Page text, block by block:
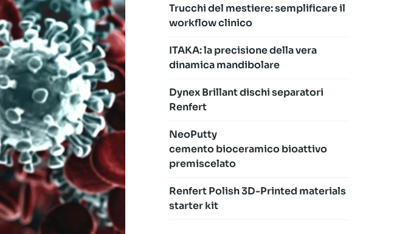
Trucchi del mestiere: semplificare il
workflow clinico
ITAKA: la precisione della vera
dinamica mandibolare
Dynex Brillant dischi separatori
Renfert
NeoPutty
cemento bioceramico bioattivo
premiscelato
Renfert Polish 3D-Printed materials
starter kit